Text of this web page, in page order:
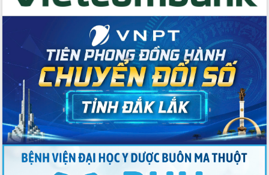
Tổ chức trang trọng Lễ hội Đền thờ
Lương Văn Chánh năm 2026
Phó Bí thư Tỉnh ủy Đắk Lắk Đỗ Hữu
Huy giữ chức Bí thư Đảng ủy Ủy Ban
Nhân dân tỉnh
Bệnh án điện tử thúc đẩy chuyển đổi
số y tế tại Đắk Lắk
Chuyển đổi số thư viện: Mở rộng
không gian tri thức trong thời đại số
Đánh giá, rút kinh nghiệm công tác tổ
chức diễn tập trước ngày bầu cử
Chương trình “Gặp gỡ hữu nghị –
Friendship Meeting New Year 2026”